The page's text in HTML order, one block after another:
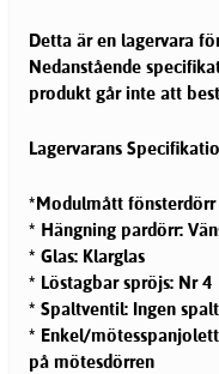
Detta är en lagervara
Nedanstående
produkt går inte att
Lagervarans
*Modulmått fönsterdörr
* Hängning pardörr:
* Glas: Klarglas
* Löstagbar spröjs: Nr 4
* Spaltventil: Ingen
* Enkel/
på mötesdörren